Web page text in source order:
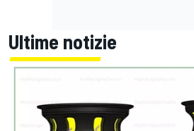
Ultime notizie